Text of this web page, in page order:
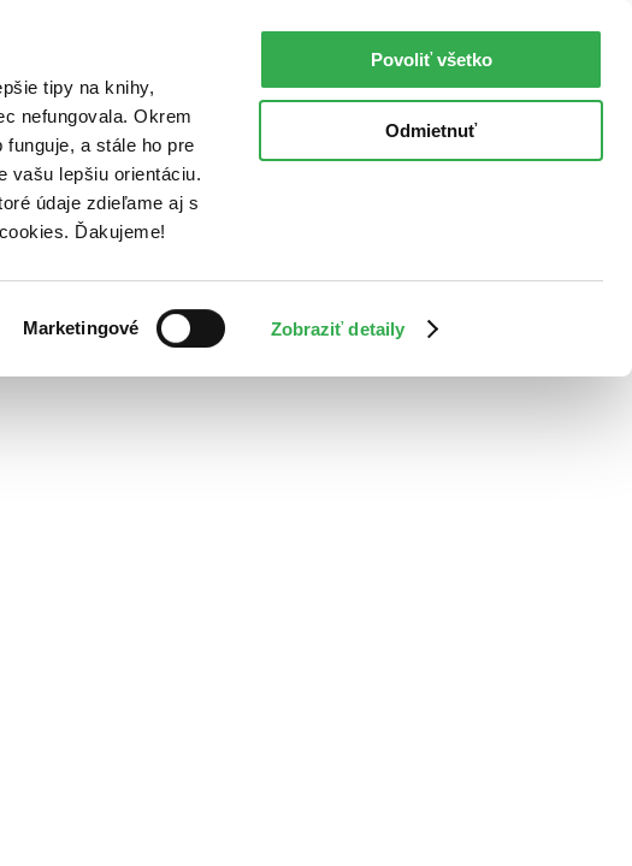
tipy na knihy,
nefungovala. Okrem
a stále ho pre
vašu lepšiu orientáciu.
údaje zdieľame aj s
Ďakujeme!
Marketingové Zobraziť detaily
Povoliť všetko
Odmietnuť